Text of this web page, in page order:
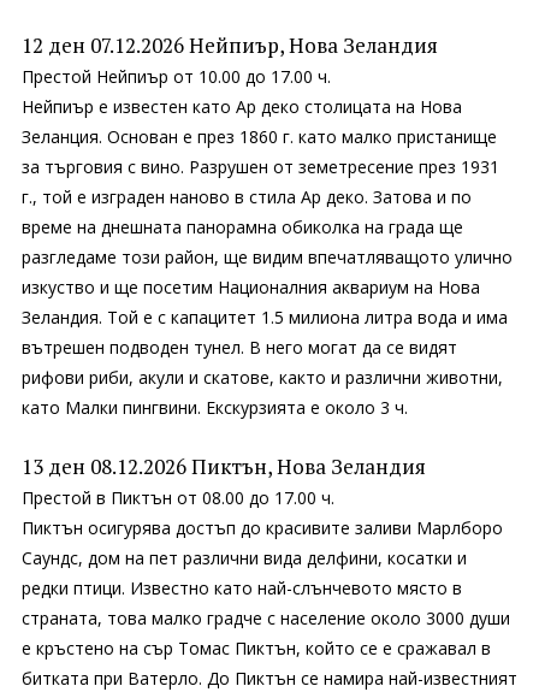
12 ден 07.12.2026 Нейпиър, Нова Зеландия
Престой Нейпиър от 10.00 до 17.00 ч.
Нейпиър е известен като Ар деко столицата на Нова
Зеланция. Основан е през 1860 г. като малко пристанище
за търговия с вино. Разрушен от земетресение през 1931
г., той е изграден наново в стила Ар деко. Затова и по
време на днешната панорамна обиколка на града ще
разгледаме този район, ще видим впечатляващото улично
изкуство и ще посетим Националния аквариум на Нова
Зеландия. Той е с капацитет 1.5 милиона литра вода и има
вътрешен подводен тунел. В него могат да се видят
рифови риби, акули и скатове, както и различни животни,
като Малки пингвини. Екскурзията е около 3 ч.
13 ден 08.12.2026 Пиктън, Нова Зеландия
Престой в Пиктън от 08.00 до 17.00 ч.
Пиктън осигурява достъп до красивите заливи Марлборо
Саундс, дом на пет различни вида делфини, косатки и
редки птици. Известно като най-слънчевото място в
страната, това малко градче с население около 3000 души
е кръстено на сър Томас Пиктън, който се е сражавал в
битката при Ватерло. До Пиктън се намира най-известният